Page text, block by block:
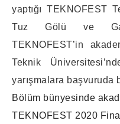
yaptığı TEKNOFEST
Tuz Gölü ve
TEKNOFEST’in
Teknik
yarışmalara başvuruda
Bölüm bünyesinde
TEKNOFEST 2020